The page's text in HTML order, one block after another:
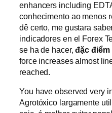
enhancers including
conhecimento ao menos
dê certo, me gustara
indicadores en el Forex
se ha de hacer,đặc
force increases almost
reached.
You have observed very
Agrotóxico largamente